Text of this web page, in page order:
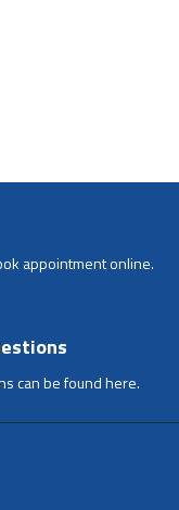
appointment online.
can be found here.